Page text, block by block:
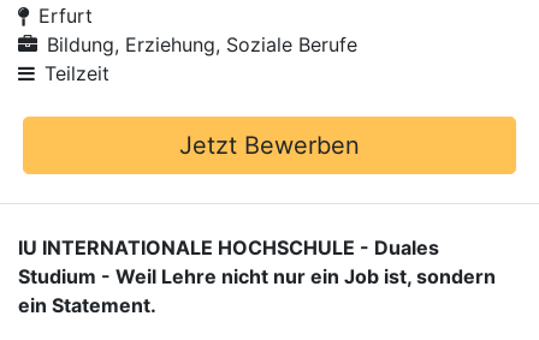
Erfurt
Bildung, Erziehung, Soziale Berufe
Teilzeit
Jetzt Bewerben
IU INTERNATIONALE HOCHSCHULE - Duales
Studium - Weil Lehre nicht nur ein Job ist, sondern
ein Statement.